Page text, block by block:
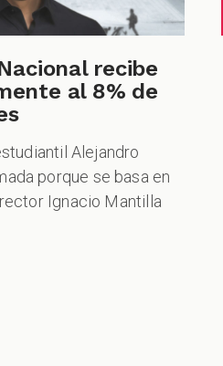
recibe
al 8% de
Alejandro
porque se basa en
Ignacio Mantilla